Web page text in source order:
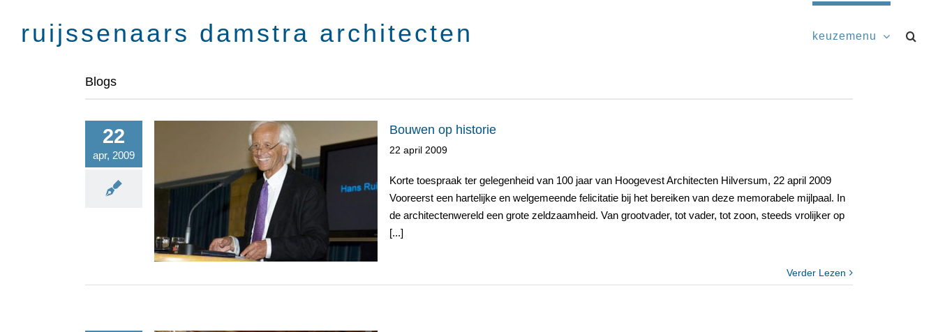
content
keuzemenu
Blogs
22
apr, 2009
Bouwen op historie
Bouwen op historie
22 april 2009
Korte toespraak ter gelegenheid van 100 jaar van Hoogevest Architecten Hilversum, 22 april 2009
Vooreerst een hartelijke en welgemeende felicitatie bij het bereiken van deze memorabele mijlpaal. In
de architectenwereld een grote zeldzaamheid. Van grootvader, tot vader, tot zoon, steeds vrolijker op
[...]
Verder Lezen